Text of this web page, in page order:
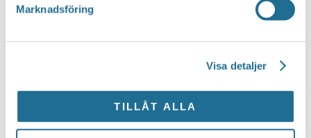
Marknadsföring
Visa detaljer
TILLÅT ALLA
never expect the translation to be 100 percent
Tillväxt Motala is not responsible for any
mistakes in translations performed by Google
Translate.